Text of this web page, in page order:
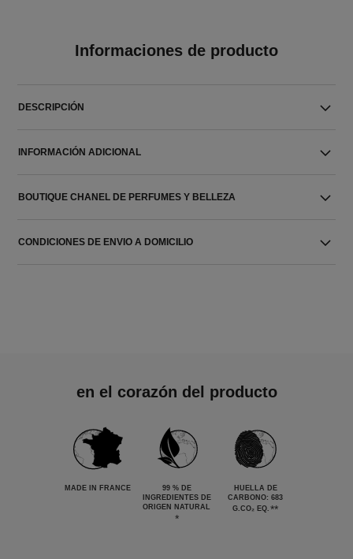
Informaciones de producto
DESCRIPCIÓN
INFORMACIÓN ADICIONAL
BOUTIQUE CHANEL DE PERFUMES Y BELLEZA
CONDICIONES DE ENVIO A DOMICILIO
en el corazón del producto
MADE IN FRANCE
99 % DE
INGREDIENTES DE
ORIGEN NATURAL
*
HUELLA DE
CARBONO: 683
G.CO₂ EQ. **